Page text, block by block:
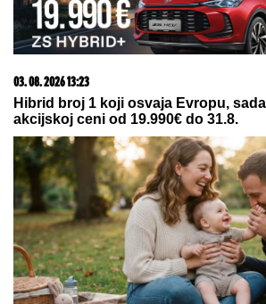
06. 08. 2026 07:08
kompletan spisak destinacija u Srbiji